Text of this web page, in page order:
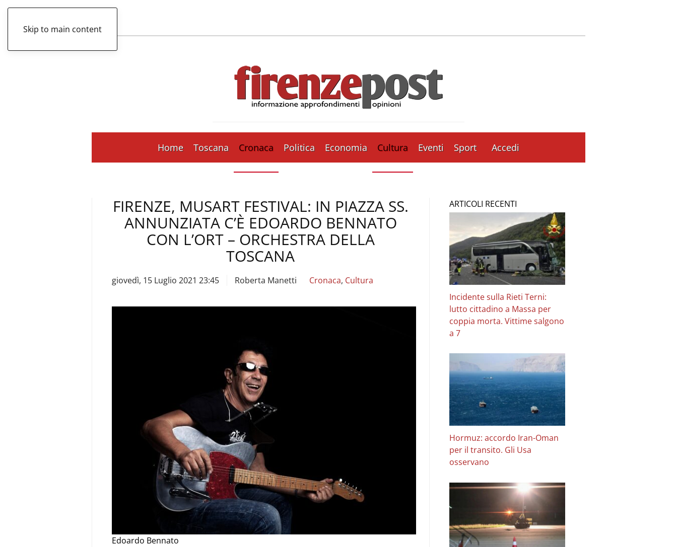
Skip to main content
Home Toscana Cronaca Politica Economia Cultura Eventi Sport Accedi
FIRENZE, MUSART FESTIVAL: IN PIAZZA SS.
ANNUNZIATA C’È EDOARDO BENNATO
CON L’ORT – ORCHESTRA DELLA
TOSCANA
giovedì, 15 Luglio 2021 23:45 Roberta Manetti Cronaca, Cultura
Edoardo Bennato
ARTICOLI RECENTI
Incidente sulla Rieti Terni:
lutto cittadino a Massa per
coppia morta. Vittime salgono
a 7
Hormuz: accordo Iran-Oman
per il transito. Gli Usa
osservano